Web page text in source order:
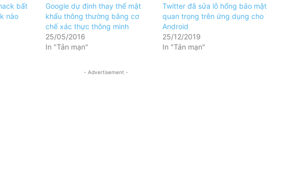
bất
nào
Google dự định thay thế mật
khẩu thông thường bằng cơ
chế xác thực thông minh
25/05/2016
In "Tản mạn"
Twitter đã sửa lỗ hổng bảo mật
quan trọng trên ứng dụng cho
Android
25/12/2019
In "Tản mạn"
- Advertisement -